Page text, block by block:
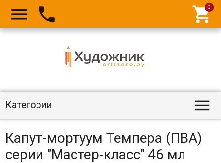
  
Категории 
Капут-мортуум Темпера (ПВА)
серии "Мастер-класс" 46 мл